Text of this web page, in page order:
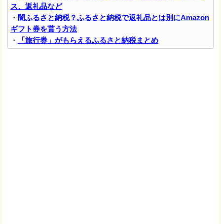
ス、返礼品など
・ 闇ふるさと納税？ふるさと納税で返礼品とは別にAmazon
ギフト券を貰う方法
・
「旅行券」がもらえるふるさと納税まとめ